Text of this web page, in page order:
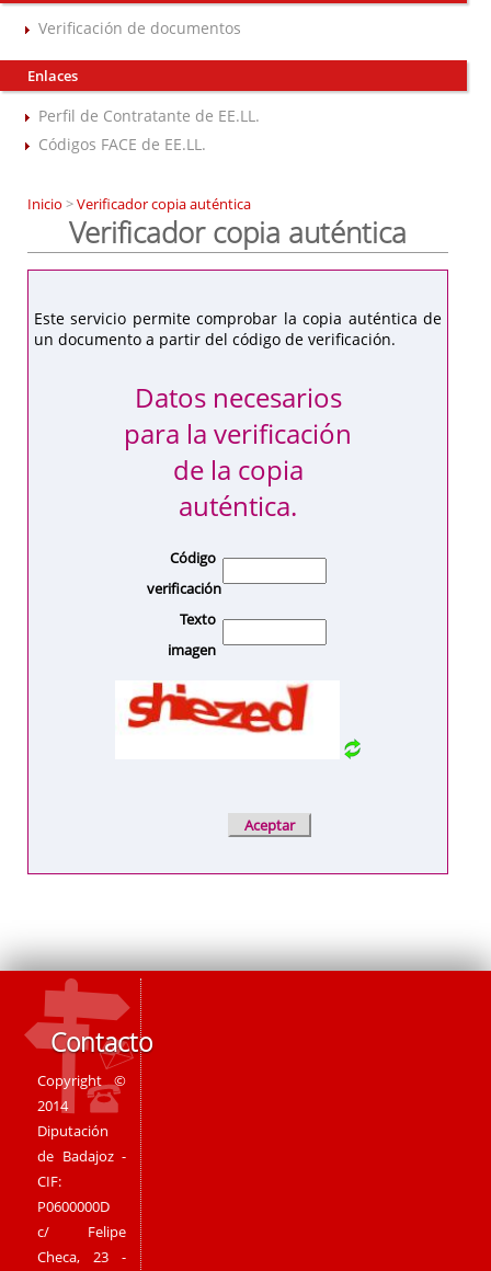
Verificación de documentos
Enlaces
Perfil de Contratante de EE.LL.
Códigos FACE de EE.LL.
Inicio >Verificador copia auténtica
Verificador copia auténtica
Este servicio permite comprobar la copia auténtica de
un documento a partir del código de verificación.
Datos necesarios
para la verificación
de la copia
auténtica.
Código
verificación
Texto
imagen
Contacto
Copyright ©
2014
Diputación
de Badajoz -
CIF:
P0600000D
c/ Felipe
Checa, 23 -